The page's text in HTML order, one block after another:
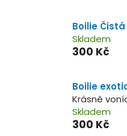
Boilie Čistá
Skladem
300 Kč
Boilie
Krásně
Skladem
300 Kč